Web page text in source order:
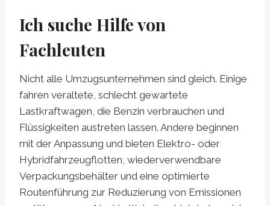
Ich suche Hilfe von
Fachleuten
Nicht alle Umzugsunternehmen sind gleich. Einige
fahren veraltete, schlecht gewartete
Lastkraftwagen, die Benzin verbrauchen und
Flüssigkeiten austreten lassen. Andere beginnen
mit der Anpassung und bieten Elektro- oder
Hybridfahrzeugflotten, wiederverwendbare
Verpackungsbehälter und eine optimierte
Routenführung zur Reduzierung von Emissionen